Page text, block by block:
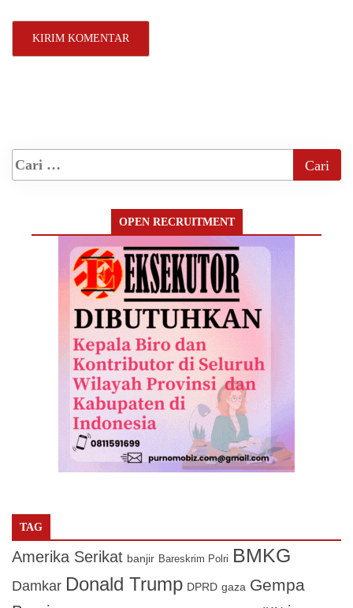
OPEN RECRUITMENT
TAG
Amerika Serikat banjir Bareskrim Polri BMKG
Damkar Donald Trump DPRD gaza Gempa